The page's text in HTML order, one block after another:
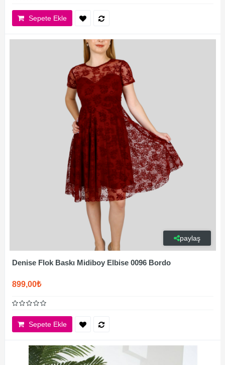
Sepete Ekle
paylaş
Denise Flok Baskı Midiboy Elbise 0096 Bordo
899,00₺
Sepete Ekle